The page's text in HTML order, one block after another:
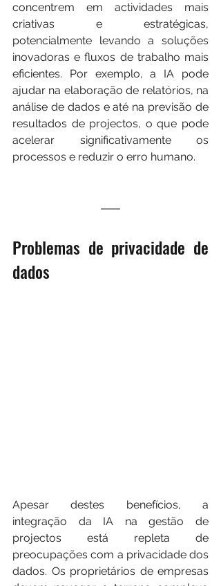
concentrem em actividades mais
criativas e estratégicas,
potencialmente levando a soluções
inovadoras e fluxos de trabalho mais
eficientes. Por exemplo, a IA pode
ajudar na elaboração de relatórios, na
análise de dados e até na previsão de
resultados de projectos, o que pode
acelerar significativamente os
processos e reduzir o erro humano.
Problemas de privacidade de
dados
Apesar destes benefícios, a
integração da IA na gestão de
projectos está repleta de
preocupações com a privacidade dos
dados. Os proprietários de empresas